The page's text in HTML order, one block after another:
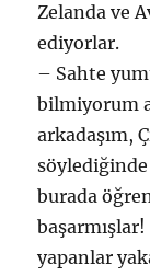
Zelanda ve
ediyorlar.
– Sahte
bilmiyorum
arkadaşım,
burada
yapanlar